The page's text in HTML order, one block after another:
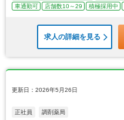
車通勤可
店舗数10～29 積極採用中
求人の詳細を見る
更新日：2026年5月26日
正社員 調剤薬局